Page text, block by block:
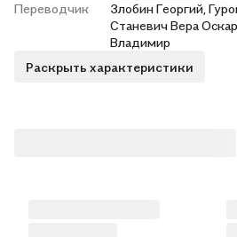
Переводчик
Злобин Георгий,
Станевич Вера
Владимир
Раскрыть характеристики